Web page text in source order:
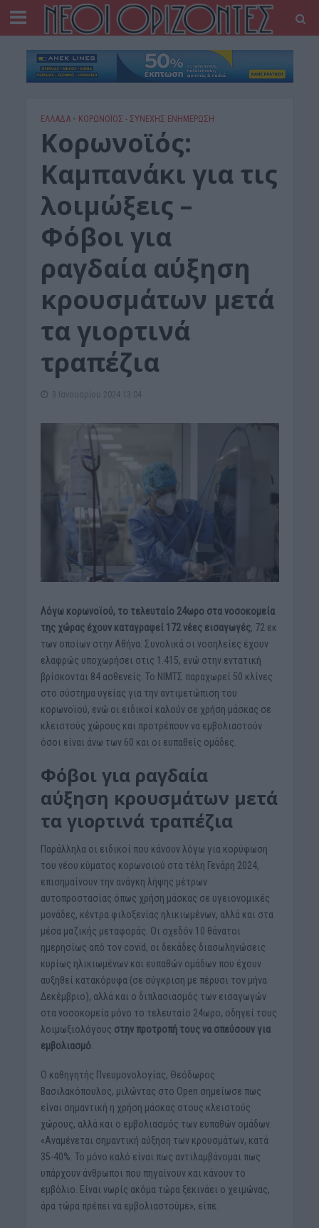
ΕΛΛΑΔΑ • ΚΟΡΩΝΟΪΟΣ - ΣΥΝΕΧΗΣ ΕΝΗΜΕΡΩΣΗ
Κορωνοϊός:
Καμπανάκι για τις
λοιμώξεις –
Φόβοι για
ραγδαία αύξηση
κρουσμάτων μετά
τα γιορτινά
τραπέζια
3 Ιανουαρίου 2024 13:04
Λόγω κορωνοϊού, το τελευταίο 24ωρο στα νοσοκομεία
της χώρας έχουν καταγραφεί 172 νέες εισαγωγές, 72 εκ
των οποίων στην Αθήνα. Συνολικά οι νοσηλείες έχουν
ελαφρώς υποχωρήσει στις 1.415, ενώ στην εντατική
βρίσκονται 84 ασθενείς. Το ΝΙΜΤΣ παραχωρεί 50 κλίνες
στο σύστημα υγείας για την αντιμετώπιση του
κορωνοϊού, ενώ οι ειδικοί καλούν σε χρήση μάσκας σε
κλειστούς χώρους και προτρέπουν να εμβολιαστούν
όσοι είναι άνω των 60 και οι ευπαθείς ομάδες.
Φόβοι για ραγδαία
αύξηση κρουσμάτων μετά
τα γιορτινά τραπέζια
Παράλληλα οι ειδικοί που κάνουν λόγω για κορύφωση
του νέου κύματος κορωνοιού στα τέλη Γενάρη 2024,
επισημαίνουν την ανάγκη λήψης μέτρων
αυτοπροστασίας όπως χρήση μάσκας σε υγειονομικές
μονάδες, κέντρα φιλοξενίας ηλικιωμένων, αλλά και στα
μέσα μαζικής μεταφοράς. Οι σχεδόν 10 θάνατοι
ημερησίως από τον covid, οι δεκάδες διασωληνώσεις
κυρίως ηλικιωμένων και ευπαθών ομάδων που έχουν
αυξηθεί κατακόρυφα (σε σύγκριση με πέρυσι τον μήνα
Δεκέμβριο), αλλά και ο διπλασιασμός των εισαγωγών
στα νοσοκομεία μόνο το τελευταίο 24ωρο, οδηγεί τους
λοιμωξιολόγους στην προτροπή τους να σπεύσουν για
εμβολιασμό.
Ο καθηγητής Πνευμονολογίας, Θεόδωρος
Βασιλακόπουλος, μιλώντας στο Open σημείωσε πως
είναι σημαντική η χρήση μάσκας στους κλειστούς
χώρους, αλλά και ο εμβολιασμός των ευπαθών ομάδων.
«Αναμένεται σημαντική αύξηση των κρουσμάτων, κατά
35-40%. Το μόνο καλό είναι πως αντιλαμβάνομαι πως
υπάρχουν άνθρωποι που πηγαίνουν και κάνουν το
εμβόλιο. Είναι νωρίς ακόμα τώρα ξεκινάει ο χειμώνας,
άρα τώρα πρέπει να εμβολιαστούμε», είπε.